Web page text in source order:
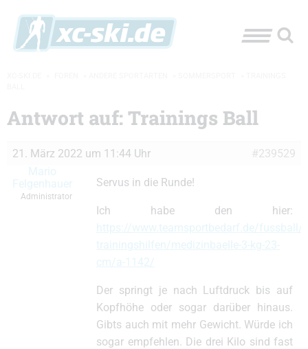
Antwort auf: Trainings Ball
21. März 2022 um 11:44 Uhr
#239529
Mario
Felgenhauer
Administrator
Servus in die Runde!
Ich habe den hier:
https://www.teamsportbedarf.de/fussball/
trainingshilfen/medizinbaelle-3-kg-23-
cm/a-1142/
Der springt je nach Luftdruck bis auf
Kopfhöhe oder sogar darüber hinaus.
Gibts auch mit mehr Gewicht. Würde ich
sogar empfehlen. Die drei Kilo sind fast